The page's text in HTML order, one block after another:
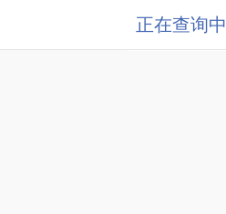
正在查询中